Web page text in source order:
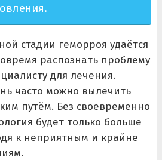
стадии геморроя удаётся
распознать проблему
для лечения.
часто можно вылечить
путём. Без своевременно
будет только больше
к неприятным и крайне